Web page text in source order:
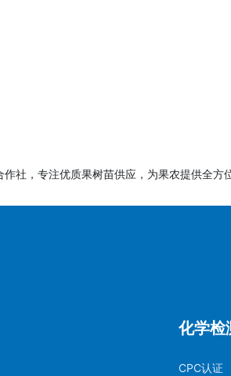
社，专注优质果树苗供应，为果农提供全方
化学检
CPC认证